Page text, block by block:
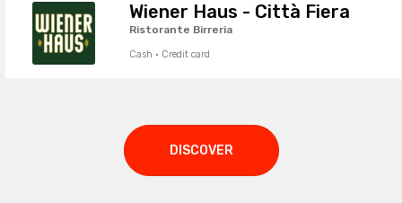
Wiener Haus - Città Fiera
Ristorante Birreria
Cash · Credit card
DISCOVER